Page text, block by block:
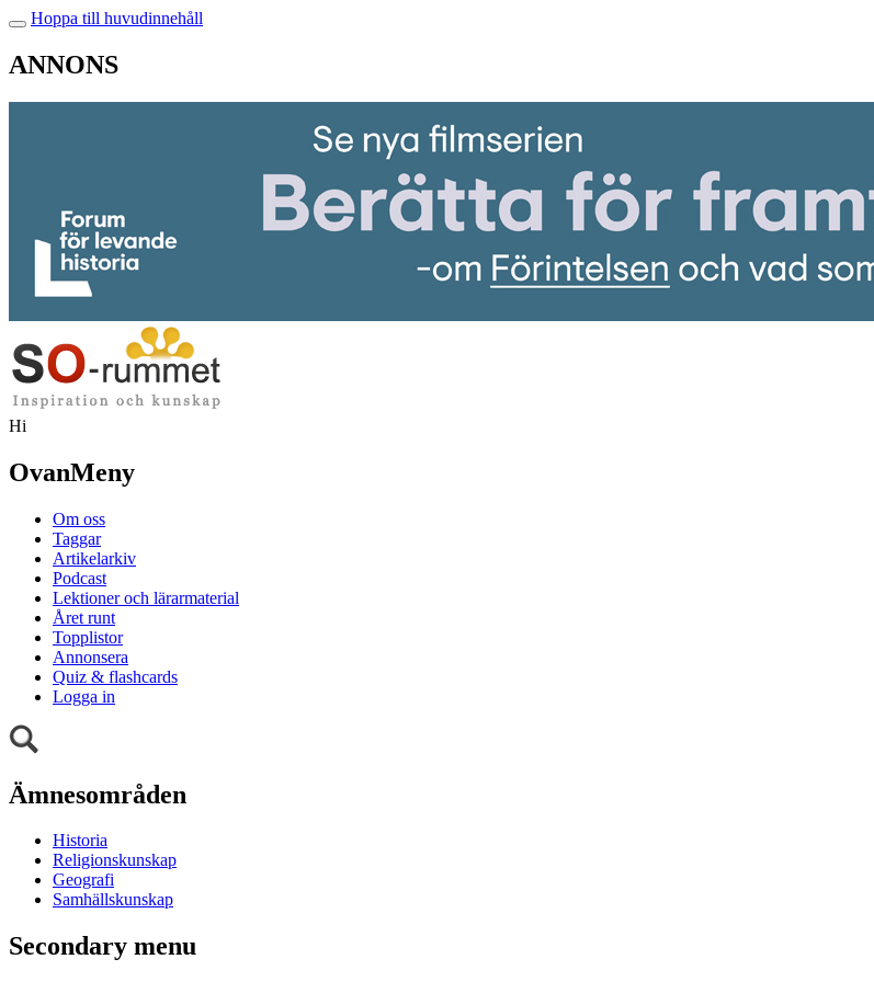
Hoppa till huvudinnehåll
ANNONS
Hi
OvanMeny
Om oss
Taggar
Artikelarkiv
Podcast
Lektioner och lärarmaterial
Året runt
Topplistor
Annonsera
Quiz & flashcards
Logga in
Ämnesområden
Historia
Religionskunskap
Geografi
Samhällskunskap
Secondary menu